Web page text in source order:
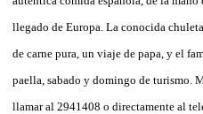
llegado de Europa. La conocida
de carne pura, un viaje de papa, y el
paella, sabado y domingo de turismo.
llamar al 2941408 o directamente al